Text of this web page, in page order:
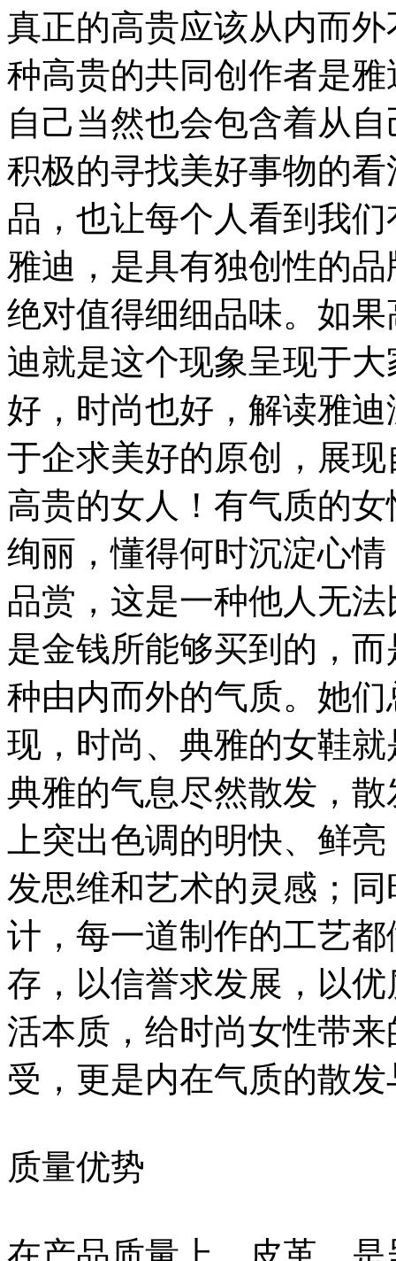
真正的高贵应该从内而
种高贵的共同创作者是
自己当然也会包含着从
积极的寻找美好事物的
品，也让每个人看到我
雅迪，是具有独创性的
绝对值得细细品味。如
迪就是这个现象呈现于
好，时尚也好，解读雅
于企求美好的原创，展
高贵的女人！有气质的
绚丽，懂得何时沉淀心
品赏，这是一种他人无
是金钱所能够买到的，
种由内而外的气质。她
现，时尚、典雅的女鞋
典雅的气息尽然散发，
上突出色调的明快、鲜
发思维和艺术的灵感；
计，每一道制作的工艺
存，以信誉求发展，以
活本质，给时尚女性带
受，更是内在气质的散
质量优势